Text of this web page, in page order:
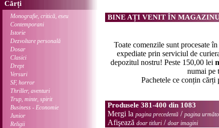
Cărți
Monografie, critică, eseu
Contemporani
Istorie
Dezvoltare personală
Dosar
Clasici
Drept
Versuri
SF, horror
Thriller, aventuri
Trup, minte, spirit
Business - Economie
Junior
Religii
BINE AȚI VENIT ÎN
Toate comenzile sunt procesate în
expediate prin serviciul de
depozitul nostru! Peste 150,00 lei
numai pe
Pachetele ce conțin cărți
Produsele 381-400 din 1083
Mergi la pagina precedentă / pagina
Afişează doar titluri / doar imagini